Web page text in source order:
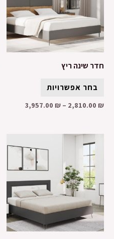
חדר שינה ריץ
בחר אפשרויות
2,810.00 ₪
–
3,957.00 ₪